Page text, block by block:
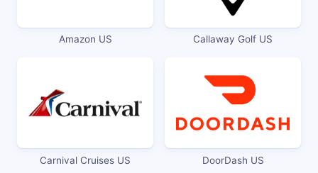
Amazon US Callaway Golf US
Carnival Cruises US DoorDash US